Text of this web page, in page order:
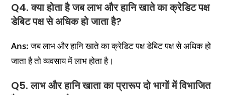
Q4. क्या होता है जब लाभ और हानि खाते का क्रेडिट पक्ष
डेबिट पक्ष से अधिक हो जाता है?
Ans:जब लाभ और हानि खाते का क्रेडिट पक्ष डेबिट पक्ष से अधिक हो
जाता है तो व्यवसाय में लाभ होता है।
Q5. लाभ और हानि खाता का प्रारूप दो भागों में विभाजित